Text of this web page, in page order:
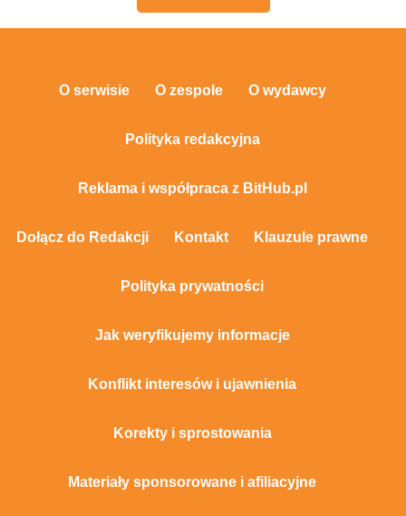
O serwisie O zespole O wydawcy
Polityka redakcyjna
Reklama i współpraca z BitHub.pl
Dołącz do Redakcji Kontakt Klauzule prawne
Polityka prywatności
Jak weryfikujemy informacje
Konflikt interesów i ujawnienia
Korekty i sprostowania
Materiały sponsorowane i afiliacyjne